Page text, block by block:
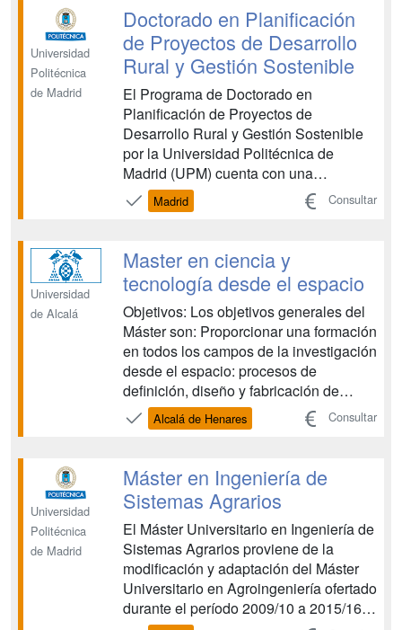
futuro. El Big Data se ha convertido en
un recurso valioso para la gestió...
Universidad
Politécnica
de Madrid
Doctorado en Planificación
de Proyectos de Desarrollo
Rural y Gestión Sostenible
El Programa de Doctorado en
Planificación de Proyectos de
Desarrollo Rural y Gestión Sostenible
por la Universidad Politécnica de
Madrid (UPM) cuenta con una
experimentada plantilla de profesores
de la UPM pertenecientes a los grupos
(www.grupogesplan.com) y
TECNATURA
(www.geocities.com/gestion_sostenible),
así como con la ...
Madrid Consultar
Universidad
de Alcalá
Master en ciencia y
tecnología desde el espacio
Objetivos: Los objetivos generales del
Máster son: Proporcionar una formación
en todos los campos de la investigación
desde el espacio: procesos de
definición, diseño y fabricación de
cargas útiles de vehículos espaciales,
procesos de definición, diseño y
satélites, procesos de obtención,
análisis e interpretación...
Alcalá de Henares Consultar
Universidad
Politécnica
de Madrid
Máster en Ingeniería de
Sistemas Agrarios
El Máster Universitario en Ingeniería de
Sistemas Agrarios proviene de la
modificación y adaptación del Máster
Universitario en Agroingeniería ofertado
durante el período 2009/10 a 2015/16